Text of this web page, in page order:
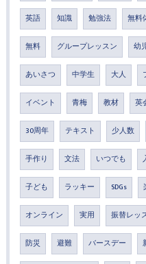
英語 知識 勉強法 無料
無料 グループレッスン 幼
あいさつ 中学生 大人
イベント 青梅 教材 英
30周年 テキスト 少人数
手作り 文法 いつでも
子ども ラッキー SDGs
オンライン 実用 振替レッ
防災 避難 バースデー